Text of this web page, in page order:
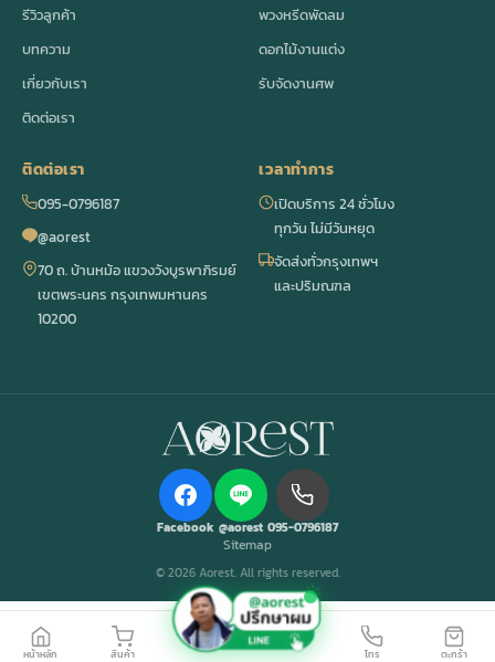
รีวิวลูกค้า
บทความ
เกี่ยวกับเรา
ติดต่อเรา
พวงหรีดพัดลม
ดอกไม้งานแต่ง
รับจัดงานศพ
ติดต่อเรา
095-0796187
@aorest
70 ถ. บ้านหม้อ แขวงวังบูรพาภิรมย์
เขตพระนคร กรุงเทพมหานคร
10200
เวลาทำการ
เปิดบริการ 24 ชั่วโมง
ทุกวัน ไม่มีวันหยุด
จัดส่งทั่วกรุงเทพฯ
และปริมณฑล
Facebook @aorest 095-0796187
Sitemap
© 2026 Aorest. All rights reserved.
หน้าหลัก สินค้า โทร ตะกร้า